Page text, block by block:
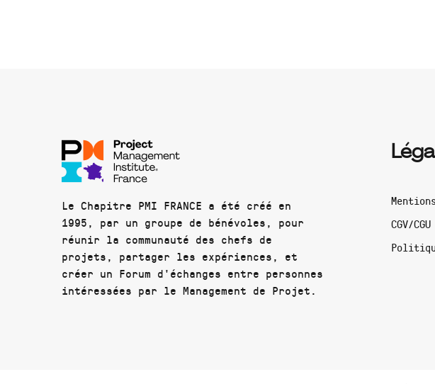
Le Chapitre PMI FRANCE a été créé en
1995, par un groupe de bénévoles, pour
réunir la communauté des chefs de
projets, partager les expériences, et
créer un Forum d'échanges entre personnes
intéressées par le Management de Projet.
CGV/CGU